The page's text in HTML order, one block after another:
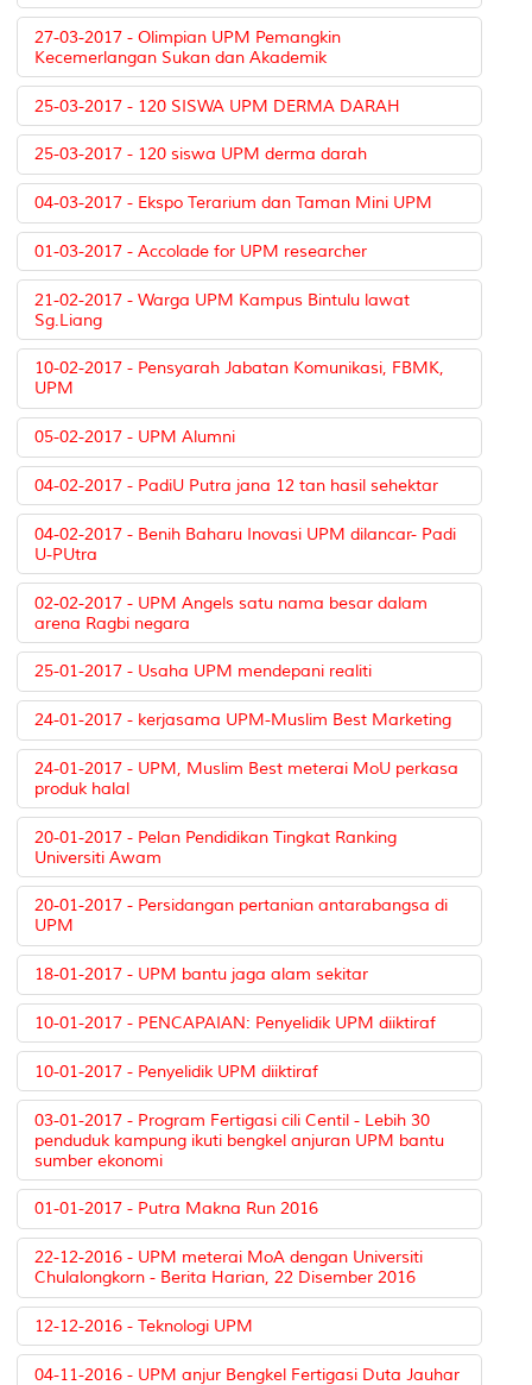
27-03-2017 - Olimpian UPM Pemangkin
Kecemerlangan Sukan dan Akademik
25-03-2017 - 120 SISWA UPM DERMA DARAH
25-03-2017 - 120 siswa UPM derma darah
04-03-2017 - Ekspo Terarium dan Taman Mini UPM
01-03-2017 - Accolade for UPM researcher
21-02-2017 - Warga UPM Kampus Bintulu lawat
Sg.Liang
10-02-2017 - Pensyarah Jabatan Komunikasi, FBMK,
UPM
05-02-2017 - UPM Alumni
04-02-2017 - PadiU Putra jana 12 tan hasil sehektar
04-02-2017 - Benih Baharu Inovasi UPM dilancar- Padi
U-PUtra
02-02-2017 - UPM Angels satu nama besar dalam
arena Ragbi negara
25-01-2017 - Usaha UPM mendepani realiti
24-01-2017 - kerjasama UPM-Muslim Best Marketing
24-01-2017 - UPM, Muslim Best meterai MoU perkasa
produk halal
20-01-2017 - Pelan Pendidikan Tingkat Ranking
Universiti Awam
20-01-2017 - Persidangan pertanian antarabangsa di
UPM
18-01-2017 - UPM bantu jaga alam sekitar
10-01-2017 - PENCAPAIAN: Penyelidik UPM diiktiraf
10-01-2017 - Penyelidik UPM diiktiraf
03-01-2017 - Program Fertigasi cili Centil - Lebih 30
penduduk kampung ikuti bengkel anjuran UPM bantu
sumber ekonomi
01-01-2017 - Putra Makna Run 2016
22-12-2016 - UPM meterai MoA dengan Universiti
Chulalongkorn - Berita Harian, 22 Disember 2016
12-12-2016 - Teknologi UPM
04-11-2016 - UPM anjur Bengkel Fertigasi Duta Jauhar